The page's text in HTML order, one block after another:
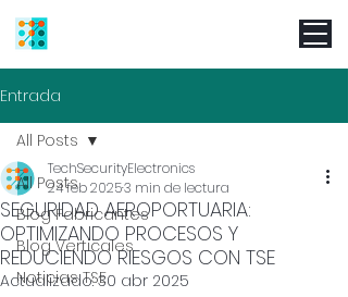
Entrada
All Posts
Blog Fabricantes
Blog Verticales
Noticias TSE
All Posts
SEGURIDAD AEROPORTUARIA:
OPTIMIZANDO PROCESOS Y
REDUCIENDO RIESGOS CON TSE
TechSecurityElectronics
24 feb 20253 min de lectura
Actualizado:30 abr 2025